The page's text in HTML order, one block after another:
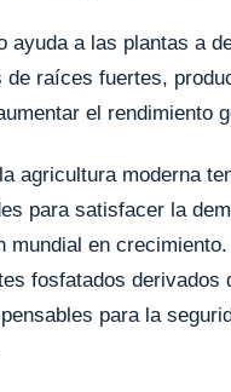
ayuda a las plantas a
de raíces fuertes,
el rendimiento
agricultura moderna
para satisfacer la
mundial en
fosfatados derivados
para la